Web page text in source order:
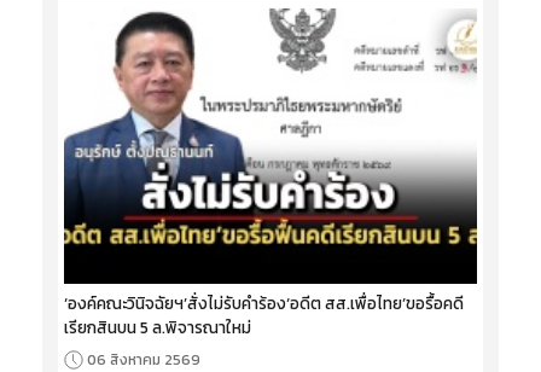
‘องค์คณะวินิจฉัยฯ’สั่งไม่รับคำร้อง‘อดีต สส.เพื่อไทย’ขอรื้อคดี
เรียกสินบน 5 ล.พิจารณาใหม่
06 สิงหาคม 2569